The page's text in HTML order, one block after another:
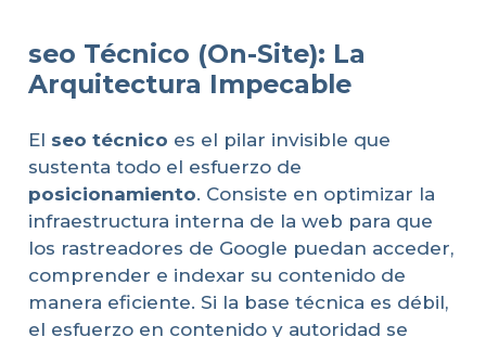
seo Técnico (On-Site): La
Arquitectura Impecable
El seo técnico es el pilar invisible que
sustenta todo el esfuerzo de
posicionamiento. Consiste en optimizar la
infraestructura interna de la web para que
los rastreadores de Google puedan acceder,
comprender e indexar su contenido de
manera eficiente. Si la base técnica es débil,
el esfuerzo en contenido y autoridad se